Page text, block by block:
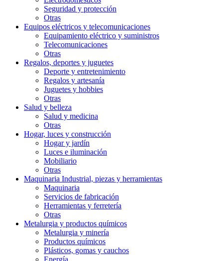
Seguridad y protección
Otras
Equipos eléctricos y telecomunicaciones
Equipamiento eléctrico y suministros
Telecomunicaciones
Otras
Regalos, deportes y juguetes
Deporte y entretenimiento
Regalos y artesaní­a
Juguetes y hobbies
Otras
Salud y belleza
Salud y medicina
Otras
Hogar, luces y construcción
Hogar y jardín
Luces e iluminación
Mobiliario
Otras
Maquinaria Industrial, piezas y herramientas
Maquinaria
Servicios de fabricación
Herramientas y ferretería
Otras
Metalurgia y productos quí­micos
Metalurgia y minería
Productos químicos
Plásticos, gomas y cauchos